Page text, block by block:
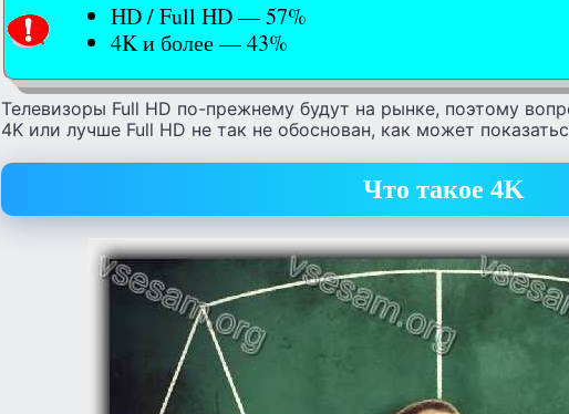
HD / Full HD — 57%
4K и более — 43%
Телевизоры Full HD по-прежнему будут на рынке, поэтому
4K или лучше Full HD не так не обоснован, как может
Что такое 4K